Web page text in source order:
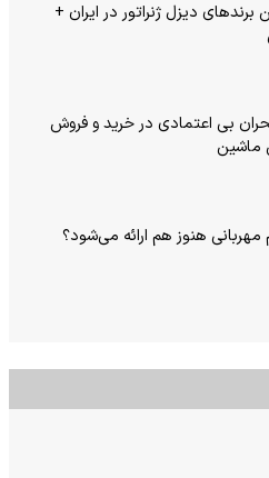
برندهای دیزل ژنراتور در ایران +
بی‌ اعتمادی در خرید و فروش
ماشین
مهربانی هنوز هم ارائه می‌شود؟